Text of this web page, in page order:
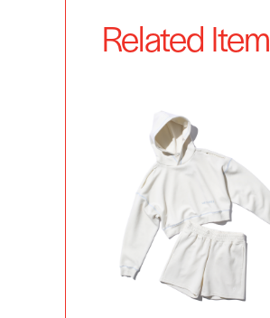
Related Item